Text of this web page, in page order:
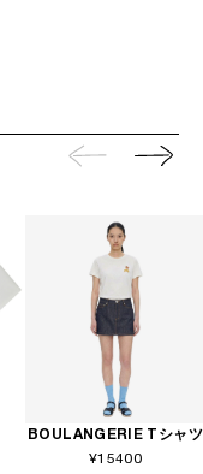
BOULANGERIE Tシャツ
¥15400